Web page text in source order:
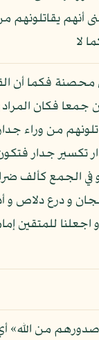
أنهم يقاتلونهم
لا
محصنة فكما أن
جمعا فكان المراد
من وراء
تكسير جدار
في الجمع كألف
و درع دلاص و
للمتقين
صدورهم من